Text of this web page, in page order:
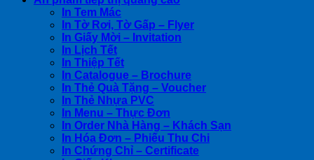
In Tem Mác
In Tờ Rơi, Tờ Gấp – Flyer
In Giấy Mời – Invitation
In Lịch Tết
In Thiệp Tết
In Catalogue – Brochure
In Thẻ Quà Tặng – Voucher
In Thẻ Nhựa PVC
In Menu – Thực Đơn
In Order Nhà Hàng – Khách Sạn
In Hóa Đơn – Phiếu Thu Chi
In Chứng Chỉ – Certificate